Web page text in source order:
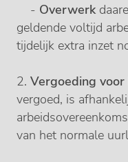
- Overwerk
geldende voltijd
tijdelijk extra inzet
2. Vergoeding
vergoed, is
van het normale